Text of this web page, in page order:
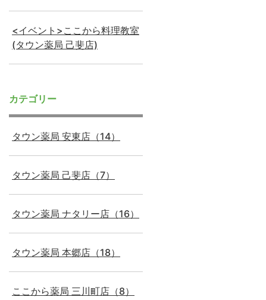
<イベント>ここから料理教室
(タウン薬局 己斐店)
カテゴリー
タウン薬局 安東店（14）
タウン薬局 己斐店（7）
タウン薬局 ナタリー店（16）
タウン薬局 本郷店（18）
ここから薬局 三川町店（8）